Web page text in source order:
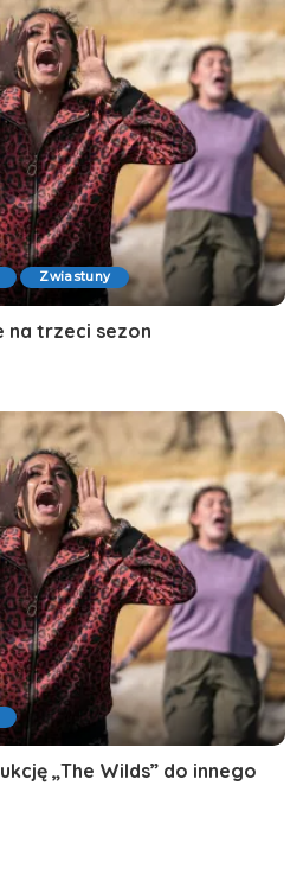
Zwiastuny
na trzeci sezon
„The Wilds” do innego